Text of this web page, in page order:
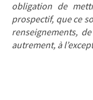
obligation de
prospectif, que ce
renseignements,
autrement, à